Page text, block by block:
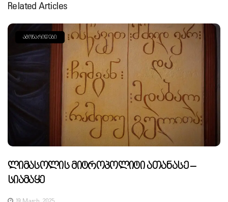
Related Articles
ᲐᲛᲝᲜᲐᲠᲘᲓᲔᲑᲘ
Ლიმასოლის Მიტროპოლიტი Ათანასე –
Სიამაყე